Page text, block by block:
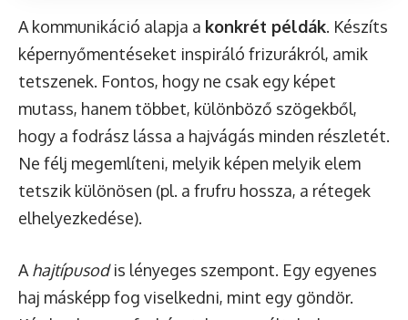
A kommunikáció alapja a konkrét példák. Készíts
képernyőmentéseket inspiráló frizurákról, amik
tetszenek. Fontos, hogy ne csak egy képet
mutass, hanem többet, különböző szögekből,
hogy a fodrász lássa a hajvágás minden részletét.
Ne félj megemlíteni, melyik képen melyik elem
tetszik különösen (pl. a frufru hossza, a rétegek
elhelyezkedése).
A hajtípusodis lényeges szempont. Egy egyenes
haj másképp fog viselkedni, mint egy göndör.